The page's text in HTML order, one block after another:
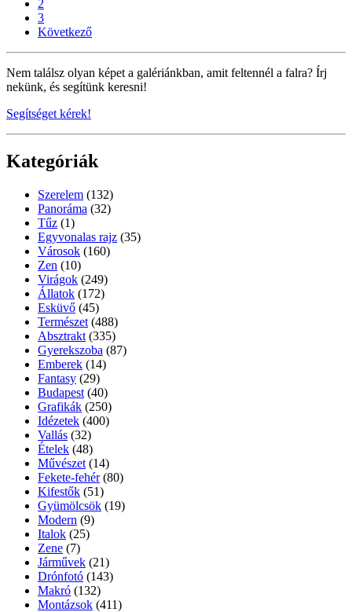
2
3
Következő
Nem találsz olyan képet a galériánkban, amit feltennél a falra? Írj
nekünk, és segítünk keresni!
Segítséget kérek!
Kategóriák
Szerelem (132)
Panoráma (32)
Tűz (1)
Egyvonalas rajz (35)
Városok (160)
Zen (10)
Virágok (249)
Állatok (172)
Esküvő (45)
Természet (488)
Absztrakt (335)
Gyerekszoba (87)
Emberek (14)
Fantasy (29)
Budapest (40)
Grafikák (250)
Idézetek (400)
Vallás (32)
Ételek (48)
Művészet (14)
Fekete-fehér (80)
Kifestők (51)
Gyümölcsök (19)
Modern (9)
Italok (25)
Zene (7)
Járművek (21)
Drónfotó (143)
Makró (132)
Montázsok (411)